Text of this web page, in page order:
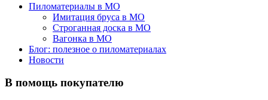
Пиломатериалы в МО
Имитация бруса в МО
Строганная доска в МО
Вагонка в МО
Блог: полезное о пиломатериалах
Новости
В помощь покупателю